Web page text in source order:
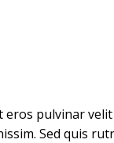
eros pulvinar
Sed quis